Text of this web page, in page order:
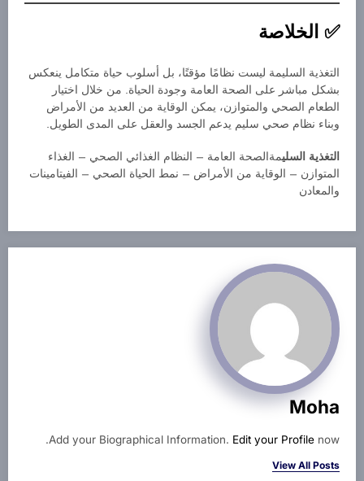
الخلاصة
التغذية السليمة ليست نظامًا مؤقتًا، بل أسلوب حياة متكامل ينعكس
بشكل مباشر على الصحة العامة وجودة الحياة. من خلال اختيار
الطعام الصحي والمتوازن، يمكن الوقاية من العديد من الأمراض
وبناء نظام صحي سليم يدعم الجسد والعقل على المدى الطويل.
التغذية السليمةالصحة العامة – النظام الغذائي الصحي – الغذاء
المتوازن – الوقاية من الأمراض – نمط الحياة الصحي – الفيتامينات
والمعادن
Moha
Add your Biographical Information. Edit your Profile now.
View All Posts